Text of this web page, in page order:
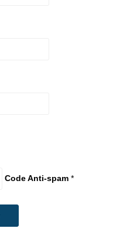
Code Anti-spam *